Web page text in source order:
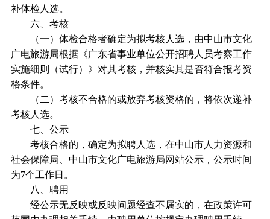
补体检人选。
六、考核
（一）体检合格者确定为拟考核人选，由中山市文化
广电旅游局根据《广东省事业单位公开招聘人员考察工作
实施细则（试行）》对其考核，并核实其是否符合报考资
格条件。
（二）考核不合格的或放弃考核资格的，将依次递补
考核人选。
七、公示
考核合格的，确定为拟聘人选，在中山市人力资源和
社会保障局、中山市文化广电旅游局网站公示，公示时间
为7个工作日。
八、聘用
经公示无反映或反映问题经查不属实的，在政策许可